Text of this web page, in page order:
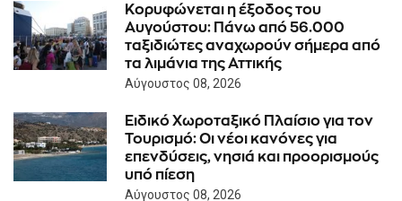
Κορυφώνεται η έξοδος του
Αυγούστου: Πάνω από 56.000
ταξιδιώτες αναχωρούν σήμερα από
τα λιμάνια της Αττικής
Αύγουστος 08, 2026
Ειδικό Χωροταξικό Πλαίσιο για τον
Τουρισμό: Οι νέοι κανόνες για
επενδύσεις, νησιά και προορισμούς
υπό πίεση
Αύγουστος 08, 2026